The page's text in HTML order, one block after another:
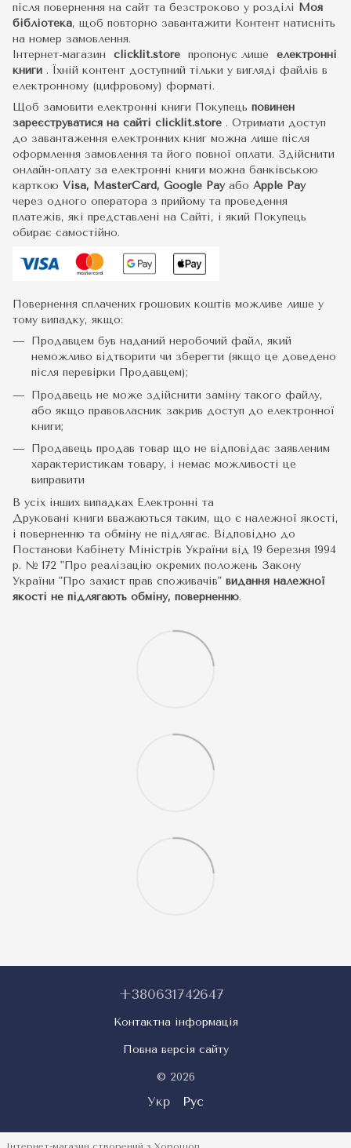
після повернення на сайт та безстроково у розділі Моя
бібліотека, щоб повторно завантажити Контент натисніть
на номер замовлення.
Інтернет-магазин clicklit.store пропонує лише електронні
книги . Їхній контент доступний тільки у вигляді файлів в
електронному (цифровому) форматі.
Щоб замовити електронні книги Покупець повинен
зареєструватися на сайті clicklit.store . Отримати доступ
до завантаження електронних книг можна лише після
оформлення замовлення та його повної оплати. Здійснити
онлайн-оплату за електронні книги можна банківською
карткою Visa, MasterCard, Google Pay або Apple Pay
через одного оператора з прийому та проведення
платежів, які представлені на Сайті, і який Покупець
обирає самостійно.
Повернення сплачених грошових коштів можливе лише у
тому випадку, якщо:
Продавцем був наданий неробочий файл, який
неможливо відтворити чи зберегти (якщо це доведено
після перевірки Продавцем);
Продавець не може здійснити заміну такого файлу,
або якщо правовласник закрив доступ до електронної
книги;
Продавець продав товар що не відповідає заявленим
характеристикам товару, і немає можливості це
виправити
В усіх інших випадках Електронні та
Друковані книги вважаються таким, що є належної якості,
і поверненню та обміну не підлягає. Відповідно до
Постанови Кабінету Міністрів України від 19 березня 1994
р. № 172 "Про реалізацію окремих положень Закону
України "Про захист прав споживачів" видання належної
якості не підлягають обміну, поверненню.
+380631742647
Контактна інформація
Повна версія сайту
© 2026
Укр Рус